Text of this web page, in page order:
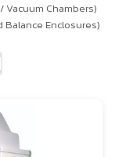
Chambers)
Balance Enclosures)